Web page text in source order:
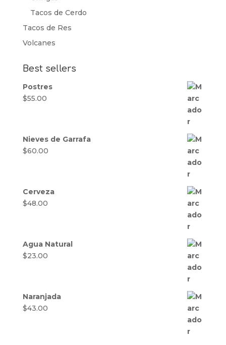
Tacos de Cerdo
Tacos de Res
Volcanes
Best sellers
Postres
$55.00
Nieves de Garrafa
$60.00
Cerveza
$48.00
Agua Natural
$23.00
Naranjada
$43.00